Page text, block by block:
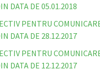
DATA DE 05.01.2018
PENTRU
DATA DE 28.12.2017
PENTRU
DATA DE 12.12.2017